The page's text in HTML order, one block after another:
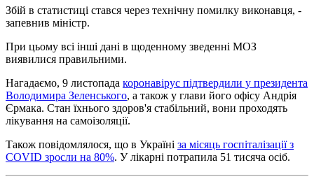
Збій в статистиці стався через технічну помилку виконавця, -
запевнив міністр.
При цьому всі інші дані в щоденному зведенні МОЗ
виявилися правильними.
Нагадаємо, 9 листопада коронавірус підтвердили у президента
Володимира Зеленського, а також у глави його офісу Андрія
Єрмака. Стан їхнього здоров'я стабільний, вони проходять
лікування на самоізоляції.
Також повідомлялося, що в Україні за місяць госпіталізації з
COVID зросли на 80%. У лікарні потрапила 51 тисяча осіб.